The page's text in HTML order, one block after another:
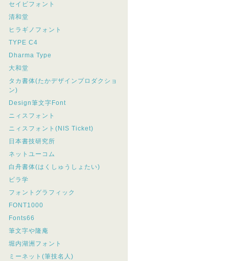
セイビフォント
清和堂
ヒラギノフォント
TYPE C4
Dharma Type
大和堂
タカ書体(たかデザインプロダクショ
ン)
Design筆文字Font
ニィスフォント
ニィスフォント(NIS Ticket)
日本書技研究所
ネットユーコム
白舟書体(はくしゅうしょたい)
ビラ学
フォントグラフィック
FONT1000
Fonts66
筆文字や隆庵
堀内湖洲フォント
ミーネット(筆技名人)